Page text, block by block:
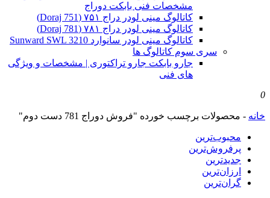
مشخصات فنی بابکت دوراج
کاتالوگ مینی لودر دراج ۷۵۱ (Doraj 751)
کاتالوگ مینی لودر دراج ۷۸۱ (Doraj 781)
کاتالوگ مینی لودر سانوارد Sunward SWL 3210
سری سوم کاتالوگ ها
جارو بابکت جارو تراکتوری | مشخصات و ویژگی
های فنی
0
خانه - محصولات برچسب خورده "فروش دوراج 781 دست دوم"
محبوب‌ترین
پرفروش‌ترین
جدیدترین
ارزان‌ترین
گران‌ترین